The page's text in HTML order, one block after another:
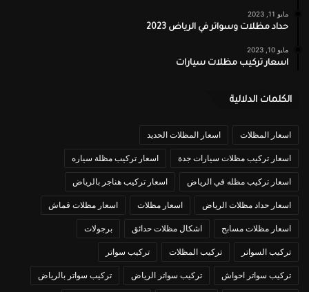
مايو 11, 2023
حداد مظلات وسواتر في الرياض 2023
مايو 10, 2023
اسعار تركيب مظلات سيارات
الكلمات الدلالية
اسعار المظلات اسعار المظلات الحديد
اسعار تركيب مظلات سيارات جدة اسعار تركيب مظلة سياره
اسعار تركيب مظله في الرياض اسعار تركيب هناجر بالرياض
اسعار حداد مظلات الرياض اسعار مظلات اسعار مظلات قماش
اسعار مظلات مسابح اشكال مظلات حدائق برجولات
تركيب السواتر تركيب المظلات تركيب سواتر
تركيب سواتر احواش تركيب سواتر الرياض تركيب سواتر بالرياض